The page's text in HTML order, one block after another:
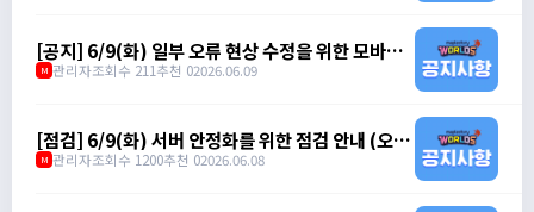
[공지] 6/9(화) 일부 오류 현상 수정을 위한 모바일
클라이언트 무중단 패치 안내 (오전 10시)
M 관리자조회수 211추천 02026.06.09
[점검] 6/9(화) 서버 안정화를 위한 점검 안내 (오전
7시 ~ 오전 8시)
M 관리자조회수 1200추천 02026.06.08